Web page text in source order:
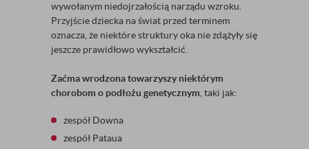
wywołanym niedojrzałością narządu wzroku.
Przyjście dziecka na świat przed terminem
oznacza, że niektóre struktury oka nie zdążyły się
jeszcze prawidłowo wykształcić.
Zaćma wrodzona towarzyszy niektórym
chorobom o podłożu genetycznym, taki jak:
zespół Downa
zespół Pataua